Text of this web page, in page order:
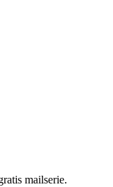
mailserie.